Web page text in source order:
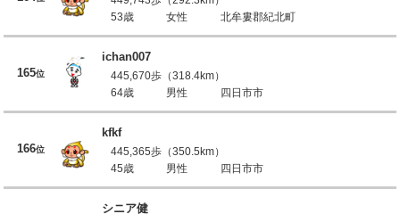
53歳
女性 北牟婁郡紀北町
165位
ichan007
445,670歩（318.4km）
64歳
男性 四日市市
166位
kfkf
445,365歩（350.5km）
45歳
男性 四日市市
シニア健